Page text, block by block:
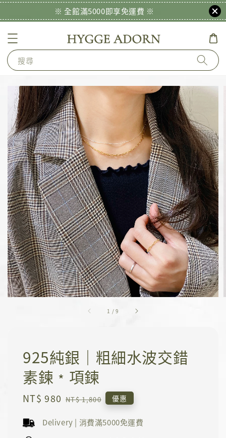
※ 全館滿5000即享免運費 ※
搜尋
1 /9
925純銀｜粗細水波交錯
素鍊﹡項鍊
Sale
NT$ 980 Regular
NT$ 1,800 優惠
Delivery | 消費滿5000免運費